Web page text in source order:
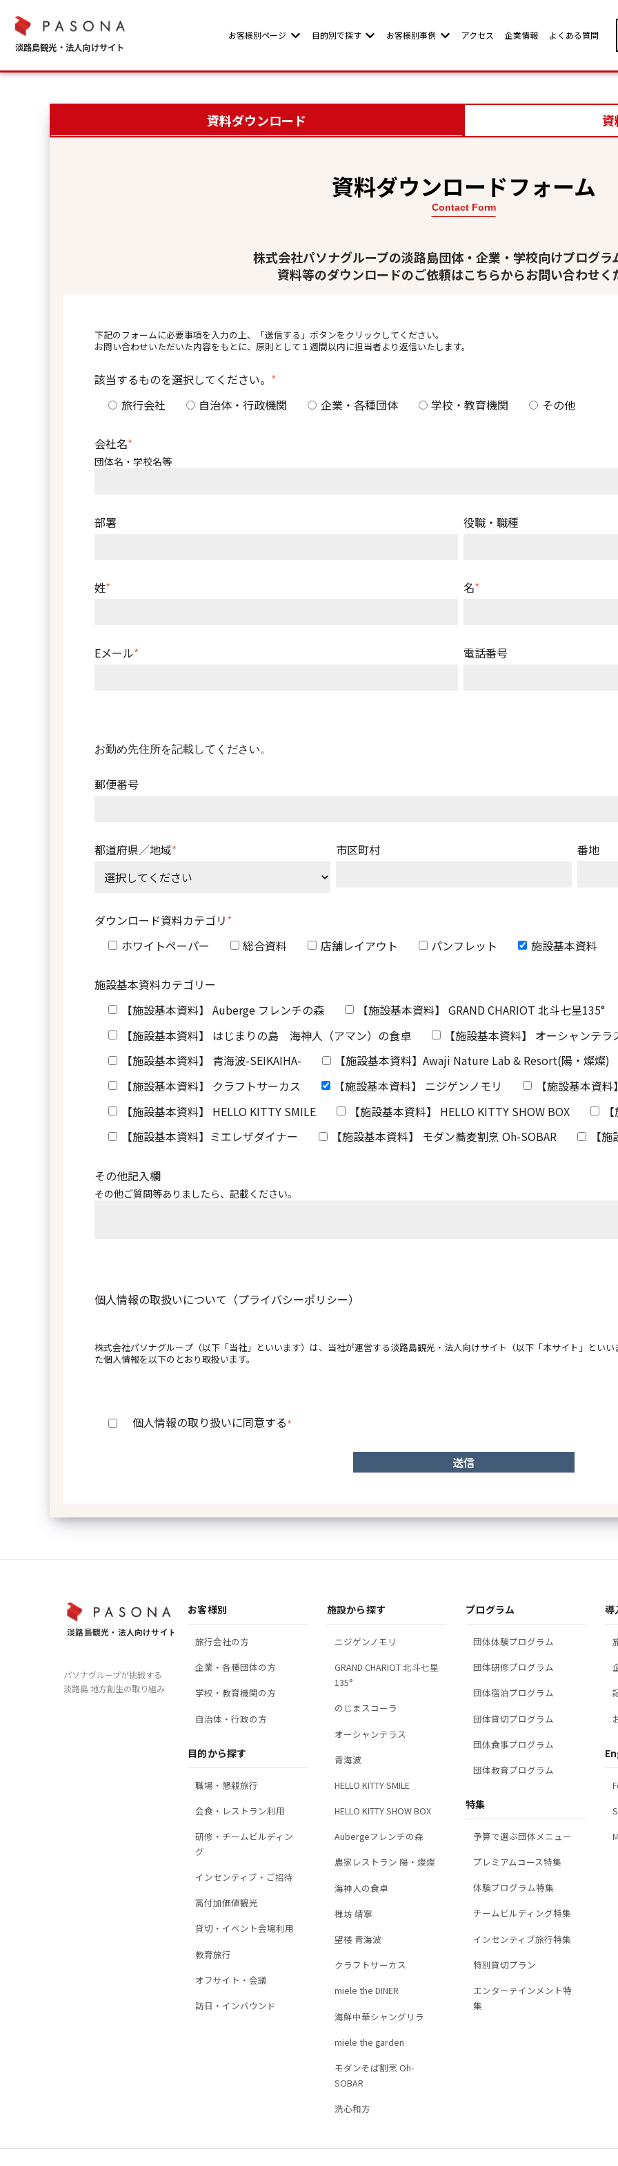
お客様別ページ Show submenu for お客様別ページ
目的別で探す Show submenu for 目的別で探す
お客様別事例 Show submenu for お客様別事例
アクセス 企業情報 よくある質問
資料ダウンロード
資料ダウンロードフォーム
Contact Form
株式会社パソナグループの淡路島団体・企業・学校向けプログラ
資料等のダウンロードのご依頼はこちらからお問い合わせく
下記のフォームに必要事項を入力の上、「送信する」ボタンをクリックしてください。
お問い合わせいただいた内容をもとに、原則として１週間以内に担当者より返信いたします。
該当するものを選択してください。 *
旅行会社
自治体・行政機関 企業・各種団体 学校・教育機関 その他
会社名*
団体名・学校名等
部署 役職・職種
姓* 名*
Eメール* 電話番号
お勤め先住所を記載してください。
郵便番号
都道府県／地域* 市区町村 番地
ダウンロード資料カテゴリ*
ホワイトペーパー
総合資料 店舗レイアウト パンフレット 施設基本資料
施設基本資料カテゴリー
【施設基本資料】 Auberge フレンチの森
【施設基本資料】 GRAND CHARIOT 北斗七星135°
【施設基本資料】 はじまりの島 海神人（アマン）の食卓
【施設基本資料】 オーシャンテラ
【施設基本資料】 青海波-SEIKAIHA-
【施設基本資料】Awaji Nature Lab & Resort(陽・燦燦)
【施設基本資料】 クラフトサーカス
【施設基本資料】 ニジゲンノモリ
【施設基本資
【施設基本資料】 HELLO KITTY SMILE
【施設基本資料】 HELLO KITTY SHOW BOX
【施設基本資料】ミエレザダイナー
【施設基本資料】 モダン蕎麦割烹 Oh-SOBAR 【
その他記入欄
その他ご質問等ありましたら、記載ください。
個人情報の取扱いについて（プライバシーポリシー）
株式会社パソナグループ（以下「当社」といいます）は、当社が運営する淡路島観光・法人向けサイト（以下「本サイト」とい
た個人情報を以下のとおり取扱います。
２．取得する個人情報の項目
会社名、部署名、支店名、役職、氏名、住所、電話番号、メールアドレス
当社が本サイトにおいて取得・収集した個人情報は、以下の目的のために利用いたします。
本サイトへの登録及び本サイト利用時のお客様の管理のため
淡路島観光に関する資料等のお届け、ご提供のため
キャンペーン、アンケートの実施のため
本サービスの利用状況の調査・分析、分析結果に基づくサービス等の提案のため
個人情報の取り扱いに同意する*
資
旅行会社
部署
都道府県／地域*
総合資料
施設概要団体メ
その他ご質問等ありまし
２．取得する個人情報の
会社名、部署名、支店名
３．個人情報の利用目的
当社が本サイトにおいて
本サイトへの登録
お問合せに関する
淡路島観光に関す
本サービスの利用
４．個人データの第三者へ
５．個人データの外部委託
パソナグループが挑戦する
淡路島 地方創生の取り組み
お客様別
旅行会社の方
企業・各種団体の方
学校・教育機関の方
自治体・行政の方
目的から探す
職場・懇親旅行
会食・レストラン利用
研修・チームビルディン
グ
インセンティブ・ご招待
高付加価値観光
貸切・イベント会場利用
教育旅行
オフサイト・会議
訪日・インバウンド
施設から探す
ニジゲンノモリ
GRAND CHARIOT 北斗七星
135°
のじまスコーラ
オーシャンテラス
青海波
HELLO KITTY SMILE
HELLO KITTY SHOW BOX
Aubergeフレンチの森
農家レストラン 陽・燦燦
海神人の食卓
禅坊 靖寧
望楼 青海波
クラフトサーカス
miele the DINER
海鮮中華シャングリラ
miele the garden
モダンそば割烹 Oh-
SOBAR
洗心和方
プログラム
団体体験プログラム
団体研修プログラム
団体宿泊プログラム
団体貸切プログラム
団体食事プログラム
団体教育プログラム
特集
予算で選ぶ団体メニュー
プレミアムコース特集
体験プログラム特集
チームビルディング特集
インセンティブ旅行特集
特別貸切プラン
エンターテインメント特
集
導